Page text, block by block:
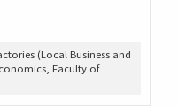
(Local Business and
Faculty of